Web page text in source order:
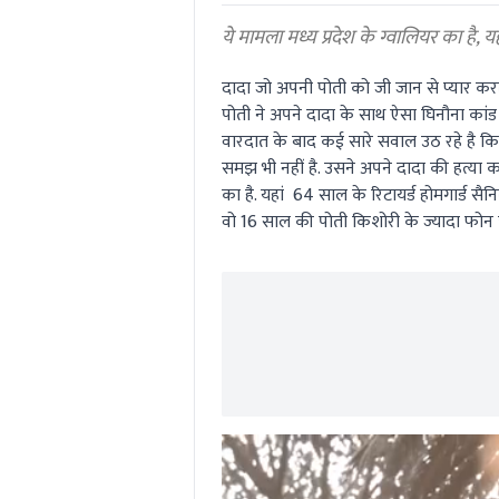
0%
ये मामला मध्य प्रदेश के ग्वालियर का है,
दादा जो अपनी पोती को जी जान से प्यार
पोती ने अपने दादा के साथ ऐसा घिनौना
वारदात के बाद कई सारे सवाल उठ रहे है
समझ भी नहीं है. उसने अपने दादा की हत्या
का है. यहां 64 साल के रिटायर्ड होमगार्ड
वो 16 साल की पोती किशोरी के ज्यादा